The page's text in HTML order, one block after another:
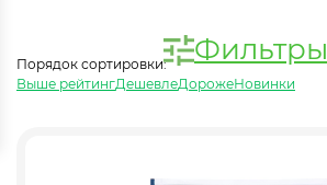
Фильтры
Порядок сортировки:
Выше рейтингДешевлеДорожеНовинки